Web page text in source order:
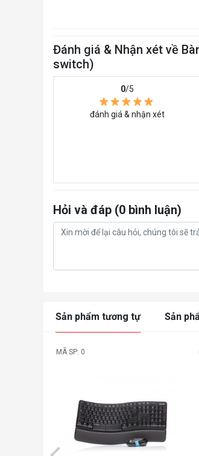
Đánh giá & Nhận xét về
switch)
0/5
đánh giá & nhận xét
Hỏi và đáp (0 bình luận)
Sản phẩm tương tự Sản
MÃ SP: 0